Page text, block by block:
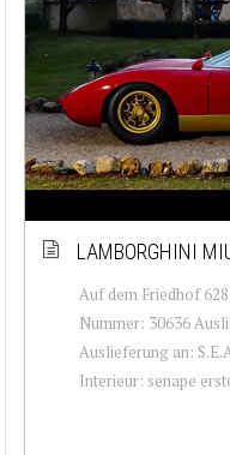
LAMBORGHINI
Auf dem Friedhof
Nummer: 30636
Auslieferung an:
Interieur: senape